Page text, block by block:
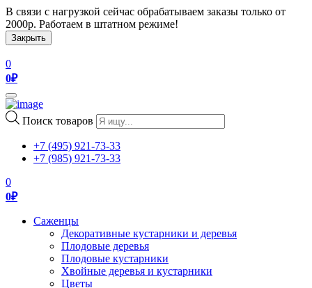
В связи с нагрузкой сейчас обрабатываем заказы только от
2000р. Работаем в штатном режиме!
Закрыть
0
0₽
Toggle
navigation
Поиск товаров
+7 (495) 921-73-33
+7 (985) 921-73-33
0
0₽
Саженцы
Декоративные кустарники и деревья
Плодовые деревья
Плодовые кустарники
Хвойные деревья и кустарники
Цветы